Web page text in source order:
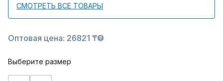
СМОТРЕТЬ ВСЕ ТОВАРЫ
Оптовая цена: 26821 ₸
Выберите размер